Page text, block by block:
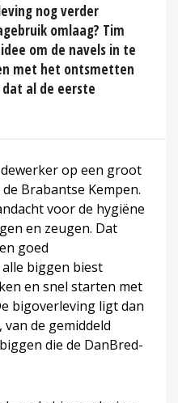
nog verder
omlaag? Tim
om de navels in te
met het ontsmetten
al de eerste
op een groot
Brabantse Kempen.
voor de hygiëne
en zeugen. Dat
goed
biggen biest
en snel starten met
bigoverleving ligt dan
de gemiddeld
die de DanBred-